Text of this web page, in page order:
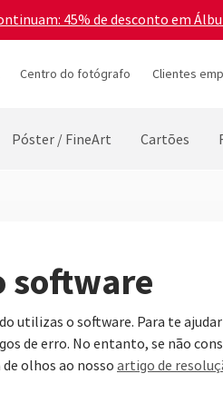
45% de desconto em
Centro do fotógrafo Clientes
Póster / FineArt Cartões
software
utilizas o software. Para te
de erro. No entanto, se não
olhos ao nosso artigo de